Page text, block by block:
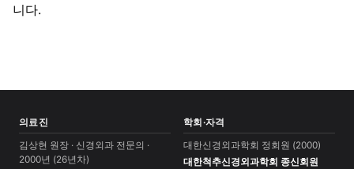
니다.
의료진
김상현 원장 · 신경외과 전문의 ·
2000년 (26년차)
학회·자격
대한신경외과학회 정회원 (2000)
대한척추신경외과학회 종신회원